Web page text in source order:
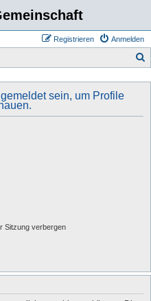
Anmelden
Registrieren
sein, um Profile
Sitzung verbergen